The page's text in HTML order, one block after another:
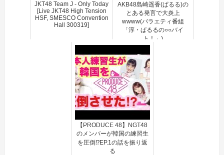
JKT48 Team J - Only Today
[Live JKT48 High Tension
HSF, SMESCO Convention
Hall 300319]
AKB48島崎遥香(ぱるる)の
とある発言で大炎上
wwww(バラエティ番組
「淳・ぱるるの○○バイ
ト！」)
【PRODUCE 48】NGT48
のメンバーが韓国の練習生
を圧倒⁉EP.1の話を振り返
る